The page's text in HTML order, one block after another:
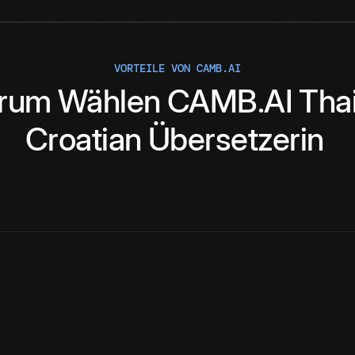
VORTEILE VON CAMB.AI
Wählen CAMB.AI
Croatian Übersetzerin